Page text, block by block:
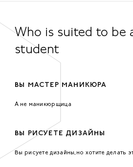
Who is suited to be
student
ВЫ МАСТЕР МАНИКЮРА
А не маникюрщица
ВЫ РИСУЕТЕ ДИЗАЙНЫ
Вы рисуете дизайны,но хотите делать